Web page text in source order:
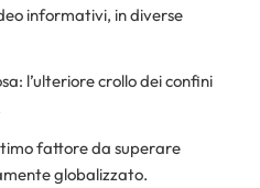
informativi, in diverse
l’ulteriore crollo dei confini
fattore da superare
globalizzato.